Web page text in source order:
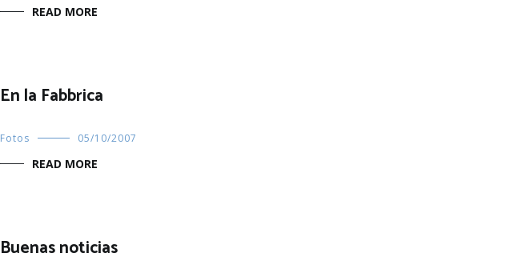
READ MORE
En la Fabbrica
Fotos 05/10/2007
READ MORE
Buenas noticias